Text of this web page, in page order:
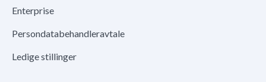
Enterprise
Persondatabehandleravtale
Ledige stillinger